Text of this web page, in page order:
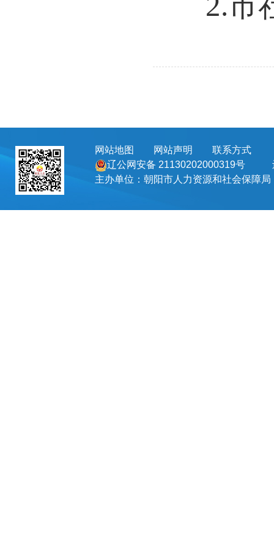
网站地图 网站声明 联系方式
辽公网安备 21130202000319号
主办单位：朝阳市人力资源和